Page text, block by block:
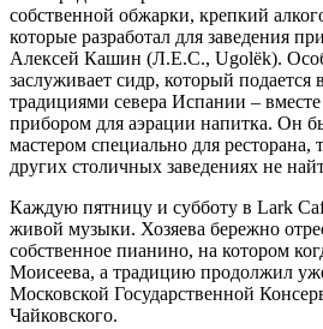
собственной обжарки, крепкий
которые разработал для заведения
Алексей Кашин (Л.Е.С., Ugolёk).
заслуживает сидр, который подается
традициями севера Испании –
прибором для аэрации напитка. Он
мастером специально для ресторана,
других столичных заведениях не
Каждую пятницу и субботу в Lark
живой музыки. Хозяева бережно
собственное пианино, на котором
Моисеева, а традицию продолжил
Московской Государственной
Чайковского.